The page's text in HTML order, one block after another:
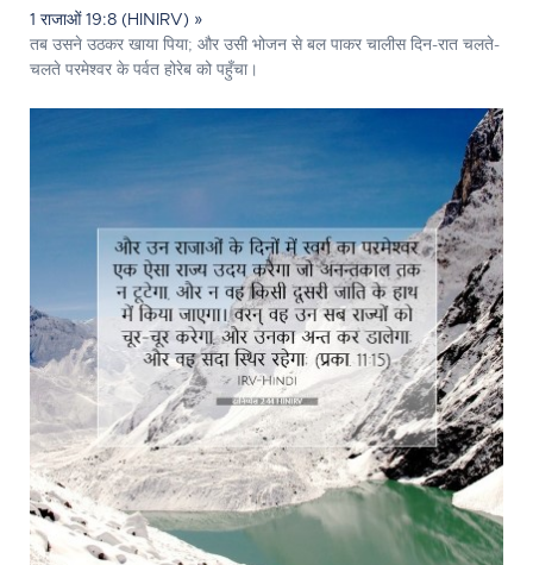
1 राजाओं 19:8 (HINIRV) »
तब उसने उठकर खाया पिया; और उसी भोजन से बल पाकर चालीस दिन-रात चलते-
चलते परमेश्‍वर के पर्वत होरेब को पहुँचा।